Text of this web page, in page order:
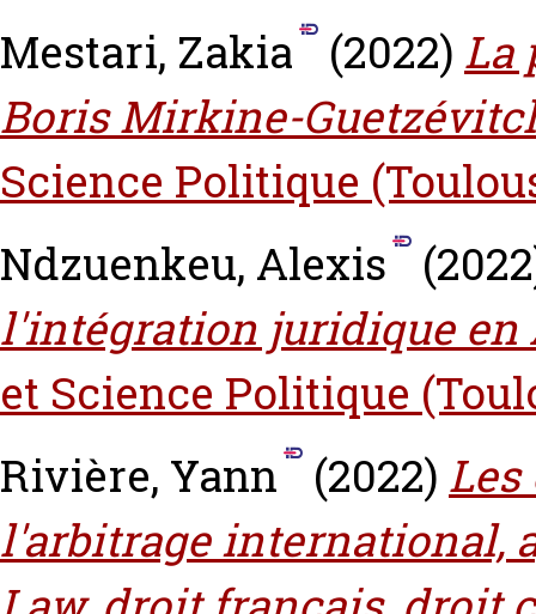
Mestari, Zakia
(2022) La
Boris Mirkine-
Science Politique
Ndzuenkeu, Alexis
l'intégration juridique en
et Science Politique
Rivière, Yann
(2022)
l'arbitrage international,